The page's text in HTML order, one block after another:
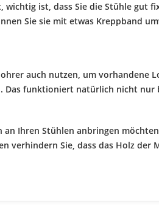
wichtig ist, dass Sie die Stühle gut
Sie sie mit etwas Kreppband
auch nutzen, um vorhandene
Das funktioniert natürlich nicht nur
an Ihren Stühlen anbringen
verhindern Sie, dass das Holz der